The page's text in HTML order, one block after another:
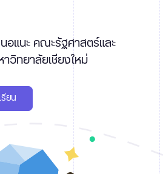
อแนะ คณะรัฐศาสตร์และ
วิทยาลัยเชียงใหม่
ยน